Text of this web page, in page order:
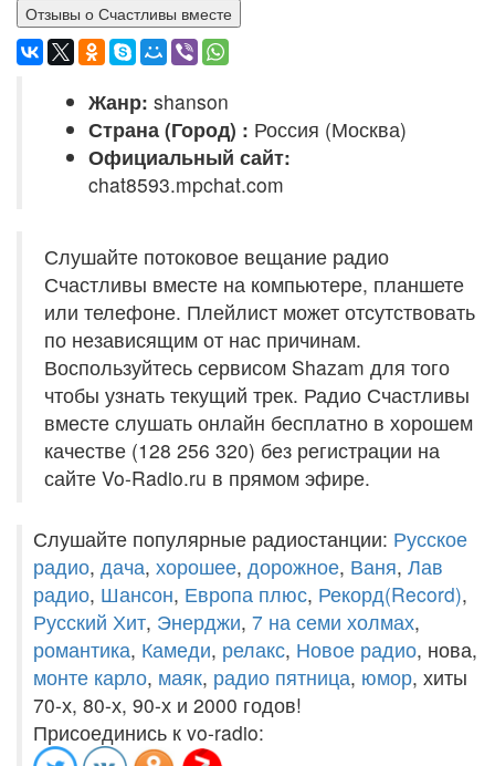
Отзывы о Счастливы вместе
Жанр: shanson
Страна (Город) : Россия (Москва)
Официальный сайт:
chat8593.mpchat.com
Слушайте потоковое вещание радио
Счастливы вместе на компьютере, планшете
или телефоне. Плейлист может отсутствовать
по независящим от нас причинам.
Воспользуйтесь сервисом Shazam для того
чтобы узнать текущий трек. Радио Счастливы
вместе слушать онлайн бесплатно в хорошем
качестве (128 256 320) без регистрации на
сайте Vo-Radio.ru в прямом эфире.
Слушайте популярные радиостанции: Русское
радио, дача, хорошее, дорожное, Ваня, Лав
радио, Шансон, Европа плюс, Рекорд(Record),
Русский Хит, Энерджи, 7 на семи холмах,
романтика, Камеди, релакс, Новое радио, нова,
монте карло, маяк, радио пятница, юмор, хиты
70-х, 80-х, 90-х и 2000 годов!
Присоединись к vo-radio: